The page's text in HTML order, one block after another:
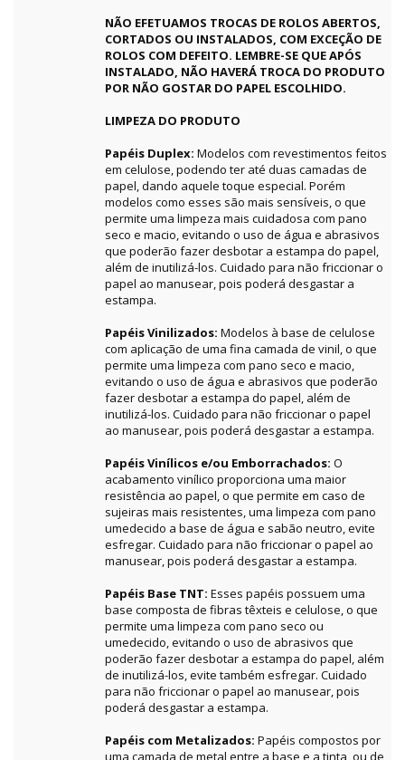
NÃO EFETUAMOS TROCAS DE ROLOS ABERTOS,
CORTADOS OU INSTALADOS, COM EXCEÇÃO DE
ROLOS COM DEFEITO. LEMBRE-SE QUE APÓS
INSTALADO, NÃO HAVERÁ TROCA DO PRODUTO
POR NÃO GOSTAR DO PAPEL ESCOLHIDO.
LIMPEZA DO PRODUTO
Papéis Duplex: Modelos com revestimentos feitos
em celulose, podendo ter até duas camadas de
papel, dando aquele toque especial. Porém
modelos como esses são mais sensíveis, o que
permite uma limpeza mais cuidadosa com pano
seco e macio, evitando o uso de água e abrasivos
que poderão fazer desbotar a estampa do papel,
além de inutilizá-los. Cuidado para não friccionar o
papel ao manusear, pois poderá desgastar a
estampa.
Papéis Vinilizados: Modelos à base de celulose
com aplicação de uma fina camada de vinil, o que
permite uma limpeza com pano seco e macio,
evitando o uso de água e abrasivos que poderão
fazer desbotar a estampa do papel, além de
inutilizá-los. Cuidado para não friccionar o papel
ao manusear, pois poderá desgastar a estampa.
Papéis Vinílicos e/ou Emborrachados: O
acabamento vinílico proporciona uma maior
resistência ao papel, o que permite em caso de
sujeiras mais resistentes, uma limpeza com pano
umedecido a base de água e sabão neutro, evite
esfregar. Cuidado para não friccionar o papel ao
manusear, pois poderá desgastar a estampa.
Papéis Base TNT: Esses papéis possuem uma
base composta de fibras têxteis e celulose, o que
permite uma limpeza com pano seco ou
umedecido, evitando o uso de abrasivos que
poderão fazer desbotar a estampa do papel, além
de inutilizá-los, evite também esfregar. Cuidado
para não friccionar o papel ao manusear, pois
poderá desgastar a estampa.
Papéis com Metalizados: Papéis compostos por
uma camada de metal entre a base e a tinta, ou de